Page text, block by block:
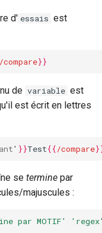
d' essais est
/compare}}
de variable est
est écrit en lettres
' }}Test{{/compare
se termine par
majuscules :
par MOTIF'